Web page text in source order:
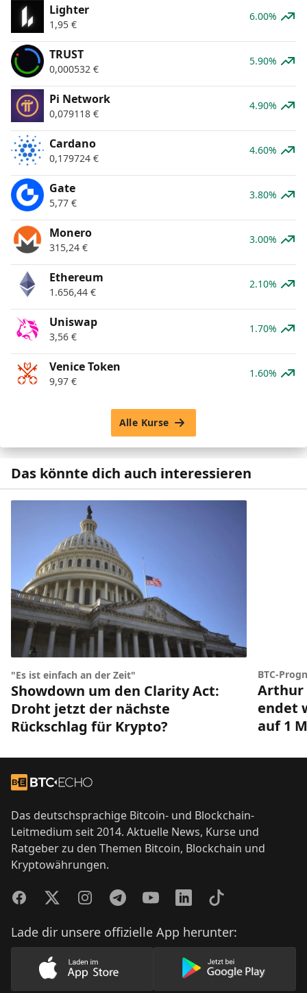
Lighter
1,95 €
6.00%
TRUST
0,000532 €
5.90%
Pi Network
0,079118 €
4.90%
Cardano
0,179724 €
4.60%
Gate
5,77 €
3.80%
Monero
315,24 €
3.00%
Ethereum
1.656,44 €
2.10%
Uniswap
3,56 €
1.70%
Venice Token
9,97 €
1.60%
Alle Kurse
Das könnte dich auch interessieren
"Es ist einfach an der Zeit"
Showdown um den Clarity Act:
Droht jetzt der nächste
Rückschlag für Krypto?
BTC-
Arthur
endet
auf 1
Zur Startseite
Das deutschsprachige Bitcoin- und Blockchain-
Leitmedium seit 2014. Aktuelle News, Kurse und
Ratgeber zu den Themen Bitcoin, Blockchain und
Kryptowährungen.
FacebookTwitterInstagramTelegramYouTubeLinkedInTikTok
Lade dir unsere offizielle App herunter:
Lade unsere App im AppStore herunter
Lade unsere